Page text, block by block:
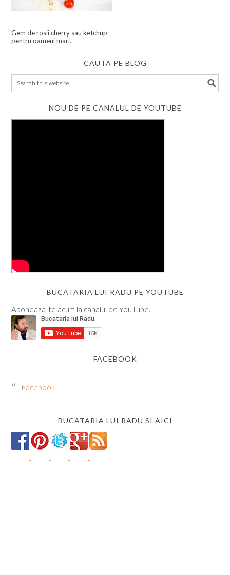
Gem de rosii cherry sau ketchup
pentru oameni mari.
CAUTA PE BLOG
NOU DE PE CANALUL DE YOUTUBE
BUCATARIA LUI RADU PE YOUTUBE
Aboneaza-te acum la canalul de YouTube.
FACEBOOK
Facebook
BUCATARIA LUI RADU SI AICI